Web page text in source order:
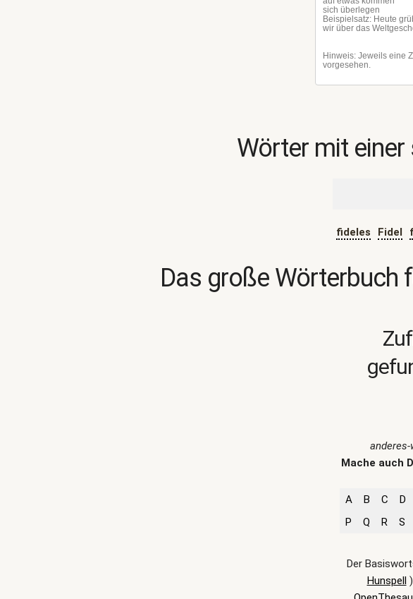
Wörter mit
fideles Fidel
Das große Wörterbuch
Mache auch
A
B C D
P
Q R S
Der
Hunspell)